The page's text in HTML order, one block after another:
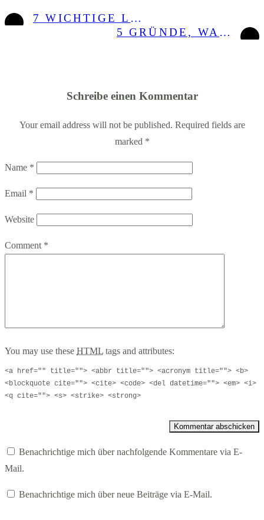
7 WICHTIGE LEKTIONEN, DIE ICH AUF MEINER REISE IN NORDSKANDINAVIEN GELERNT HABE
5 GRÜNDE, WARUM DU DEN SOMMER IN SKANDINAVIEN UND FINNLAND VERBRINGEN SOLLTEST
Schreibe einen Kommentar
Your email address will not be published. Required fields are
marked *
Name *
Email *
Website
Comment *
You may use these HTML tags and attributes:
<a href="" title=""> <abbr title=""> <acronym title=""> <b>
<blockquote cite=""> <cite> <code> <del datetime=""> <em> <i>
<q cite=""> <s> <strike> <strong>
Benachrichtige mich über nachfolgende Kommentare via E-
Mail.
Benachrichtige mich über neue Beiträge via E-Mail.